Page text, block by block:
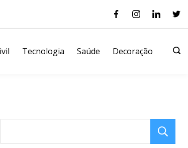
Tecnologia Saúde Decoração